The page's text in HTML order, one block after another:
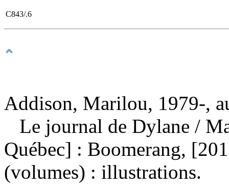
C843/.6
Addison, Marilou, 1979-,
Le journal de Dylane /
Québec] : Boomerang,
(volumes) : illustrations.